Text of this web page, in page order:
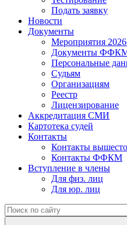
Подать заявку
Новости
Документы
Мероприятия
Документы
Персональные
Судьям
Организациям
Реестр
Лицензирование
Аккредитация СМИ
Картотека судей
Контакты
Контакты
Контакты ФФКМ
Вступление в члены
Для физ. лиц
Для юр. лиц